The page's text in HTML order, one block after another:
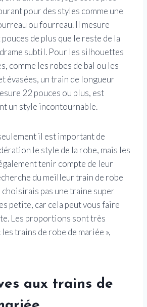
pour des styles comme une
ou fourreau. Il mesure
de plus que le reste de la
subtil. Pour les silhouettes
comme les robes de bal ou les
évasées, un train de longueur
22 pouces ou plus, est
un style incontournable.
il est important de
le style de la robe, mais les
tenir compte de leur
du meilleur train de robe
choisirais pas une traine super
petite, car cela peut vous faire
Les proportions sont très
trains de robe de mariée »,
aux trains de